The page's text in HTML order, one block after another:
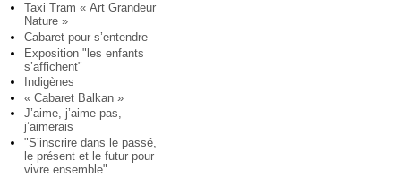
Taxi Tram « Art Grandeur
Nature »
Cabaret pour s’entendre
Exposition "les enfants
s’affichent"
Indigènes
« Cabaret Balkan »
J’aime, j’aime pas,
j’aimerais
"S’inscrire dans le passé,
le présent et le futur pour
vivre ensemble"